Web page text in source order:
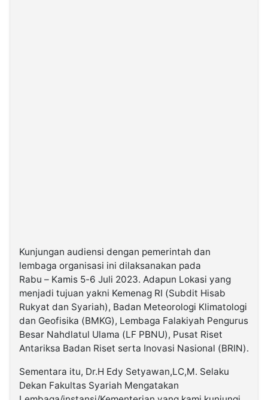
Kunjungan audiensi dengan pemerintah dan
lembaga organisasi ini dilaksanakan pada
Rabu – Kamis 5-6 Juli 2023. Adapun Lokasi yang
menjadi tujuan yakni Kemenag RI (Subdit Hisab
Rukyat dan Syariah), Badan Meteorologi Klimatologi
dan Geofisika (BMKG), Lembaga Falakiyah Pengurus
Besar Nahdlatul Ulama (LF PBNU), Pusat Riset
Antariksa Badan Riset serta Inovasi Nasional (BRIN).
Sementara itu, Dr.H Edy Setyawan,LC,M. Selaku
Dekan Fakultas Syariah Mengatakan